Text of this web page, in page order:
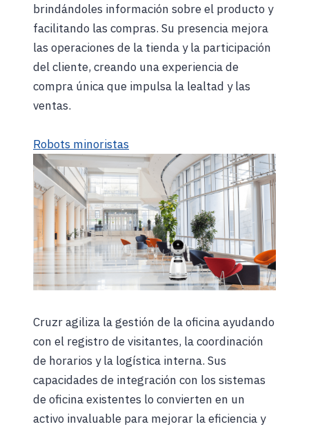
brindándoles información sobre el producto y
facilitando las compras. Su presencia mejora
las operaciones de la tienda y la participación
del cliente, creando una experiencia de
compra única que impulsa la lealtad y las
ventas.
Robots minoristas
Cruzr agiliza la gestión de la oficina ayudando
con el registro de visitantes, la coordinación
de horarios y la logística interna. Sus
capacidades de integración con los sistemas
de oficina existentes lo convierten en un
activo invaluable para mejorar la eficiencia y